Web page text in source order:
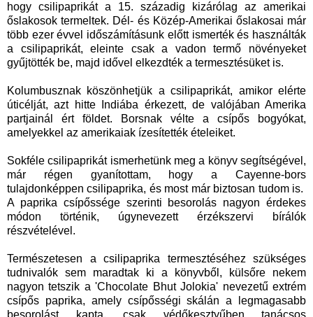
hogy csilipaprikát a 15. századig kizárólag az amerikai
őslakosok termeltek. Dél- és Közép-Amerikai őslakosai már
több ezer évvel időszámításunk előtt ismerték és használták
a csilipaprikát, eleinte csak a vadon termő növényeket
gyűjtötték be, majd idővel elkezdték a termesztésüket is.
Kolumbusznak köszönhetjük a csilipaprikát, amikor elérte
úticélját, azt hitte Indiába érkezett, de valójában Amerika
partjainál ért földet. Borsnak vélte a csípős bogyókat,
amelyekkel az amerikaiak ízesítették ételeiket.
Sokféle csilipaprikát ismerhetünk meg a könyv segítségével,
már régen gyanítottam, hogy a Cayenne-bors
tulajdonképpen csilipaprika, és most már biztosan tudom is.
A paprika csípőssége szerinti besorolás nagyon érdekes
módon történik, úgynevezett érzékszervi bírálók
részvételével.
Természetesen a csilipaprika termesztéséhez szükséges
tudnivalók sem maradtak ki a könyvből, külsőre nekem
nagyon tetszik a 'Chocolate Bhut Jolokia' nevezetű extrém
csípős paprika, amely csípősségi skálán a legmagasabb